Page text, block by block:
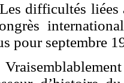
Les difficultés liées
pour septembre